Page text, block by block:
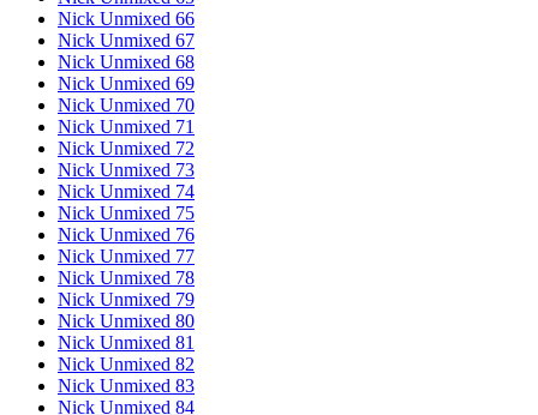
Nick Unmixed 66
Nick Unmixed 67
Nick Unmixed 68
Nick Unmixed 69
Nick Unmixed 70
Nick Unmixed 71
Nick Unmixed 72
Nick Unmixed 73
Nick Unmixed 74
Nick Unmixed 75
Nick Unmixed 76
Nick Unmixed 77
Nick Unmixed 78
Nick Unmixed 79
Nick Unmixed 80
Nick Unmixed 81
Nick Unmixed 82
Nick Unmixed 83
Nick Unmixed 84